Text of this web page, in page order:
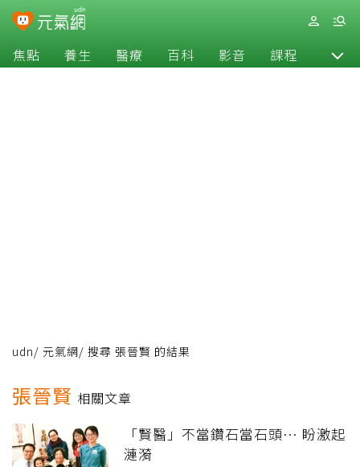
焦點 養生 醫療 百科 影音 課程 退休
udn/ 元氣網/ 搜尋 張晉賢 的結果
張晉賢 相關文章
「賢醫」不當鑽石當石頭… 盼激起
漣漪